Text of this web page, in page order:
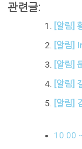
관련글:
[알림]
[알림]
[알림]
[알림]
[알림]
10:00